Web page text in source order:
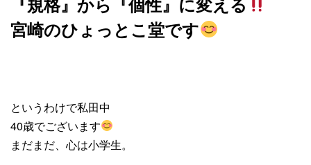
宮崎のひょっとこ堂です
というわけで私田中
40歳でございます
まだまだ、心は小学生。